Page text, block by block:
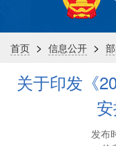
首页 > 信息公开 >
关于印发《
发布